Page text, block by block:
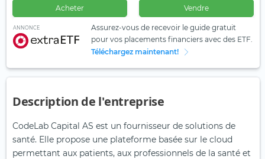
Acheter Vendre
ANNONCE
Assurez-vous de recevoir le guide gratuit
pour vos placements financiers avec des ETF.
Téléchargez maintenant!
Description de l'entreprise
CodeLab Capital AS est un fournisseur de solutions de
santé. Elle propose une plateforme basée sur le cloud
permettant aux patients, aux professionnels de la santé et